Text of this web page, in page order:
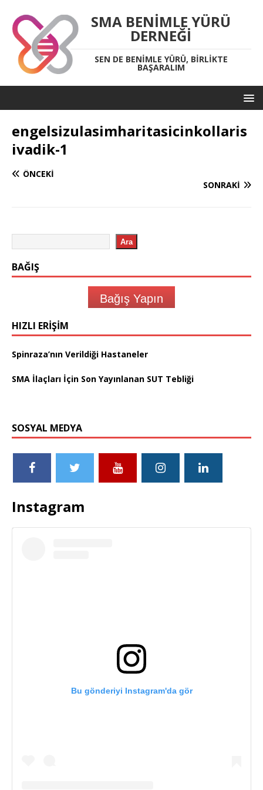
SMA BENIMLE YÜRÜ
DERNEĞI
SEN DE BENIMLE YÜRÜ, BIRLIKTE
BAŞARALIM
engelsizulasimharitasicinkollaris
ivadik-1
ÖNCEKI
SONRAKI
Ara
BAĞIŞ
Bağış Yapın
HIZLI ERIŞIM
Spinraza’nın Verildiği Hastaneler
SMA İlaçları İçin Son Yayınlanan SUT Tebliği
SOSYAL MEDYA
Instagram
Bu gönderiyi Instagram'da gör